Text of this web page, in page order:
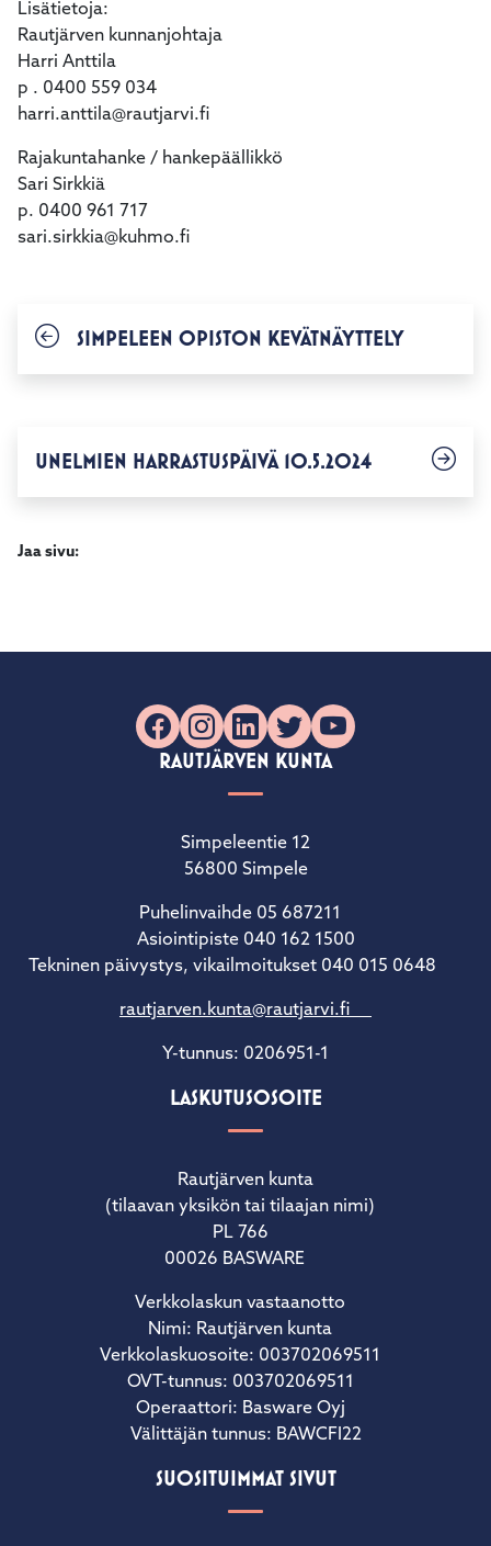
Lisätietoja:
Rautjärven kunnanjohtaja
Harri Anttila
p . 0400 559 034
harri.anttila@rautjarvi.fi
Rajakuntahanke / hankepäällikkö
Sari Sirkkiä
p. 0400 961 717
sari.sirkkia@kuhmo.fi
SIMPELEEN OPISTON KEVÄTNÄYTTELY
UNELMIEN HARRASTUSPÄIVÄ 10.5.2024
Jaa sivu:
Facebook
Instagram
LinkedIn
X YouTube
RAUTJÄRVEN KUNTA
Simpeleentie 12
56800 Simpele
Puhelinvaihde 05 687211
Asiointipiste 040 162 1500
Tekninen päivystys, vikailmoitukset 040 015 0648
rautjarven.kunta@rautjarvi.fi
Y-tunnus: 0206951-1
LASKUTUSOSOITE
Rautjärven kunta
(tilaavan yksikön tai tilaajan nimi)
PL 766
00026 BASWARE
Verkkolaskun vastaanotto
Nimi: Rautjärven kunta
Verkkolaskuosoite: 003702069511
OVT-tunnus: 003702069511
Operaattori: Basware Oyj
Välittäjän tunnus: BAWCFI22
SUOSITUIMMAT SIVUT